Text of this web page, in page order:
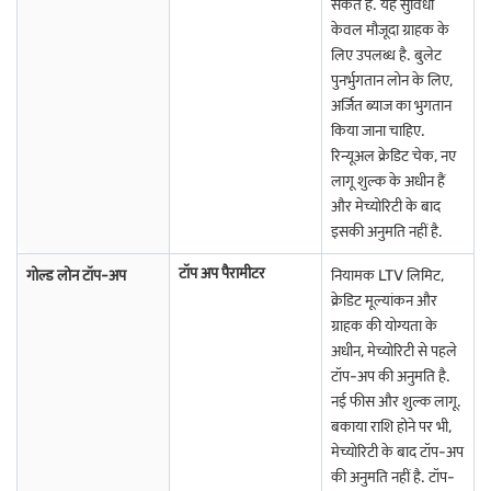
कायमकुलम में सोने के भाव को प्रभावित करने वाले कारक
वैश्विक ट्रेंड और स्थानीय प्रभावों के संयोजन के कारण कायमकुलम में सोने की कीमतें
अक्सर बदलती हैं. कायमकुलम में सोने के भाव को प्रभावित करने वाले प्रमुख कारक
ग्लोबल बुलियन मार्केट में होने वाले उतार-चढ़ाव का
भारत में सोने का आयात होता है, करेंसी वैल्यू में उतार-चढ़ाव
Import ड्यूटी और GST:सरकारी टैक्स और कस्टम ड्यूटी रिटेल गोल्ड की दर
शादी, त्योहार और विशेष अवसरों के दौरान ज़्यादा मांग होने से
लोगों की आर्थिक अनिश्चितता बढ़ती है, गोल्ड में
गोल्ड के प्राइस में हर दिन उतार-चढ़ाव वैश्विक आर्थिक समाचारों
सकते हैं. यह सुविधा
केवल मौजूदा ग्राहक के
लिए उपलब्ध है. बुलेट
पुनर्भुगतान लोन के लिए,
अर्जित ब्याज का भुगतान
किया जाना चाहिए.
रिन्यूअल क्रेडिट चेक, नए
लागू शुल्क के अधीन हैं
और मेच्योरिटी के बाद
इसकी अनुमति नहीं है.
गोल्ड लोन टॉप-अप टॉप अप पैरामीटर
नियामक LTV लिमिट,
क्रेडिट मूल्यांकन और
ग्राहक की योग्यता के
अधीन, मेच्योरिटी से पहले
टॉप-अप की अनुमति है.
नई फीस और शुल्क लागू.
बकाया राशि होने पर भी,
मेच्योरिटी के बाद टॉप-अप
की अनुमति नहीं है. टॉप-